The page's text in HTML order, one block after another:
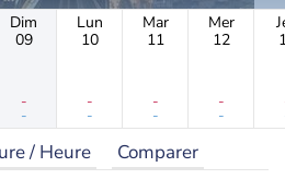
Dim
09
-
-
Lun
10
-
-
Mar
11
-
-
Mer
12
-
-
/ Heure Comparer